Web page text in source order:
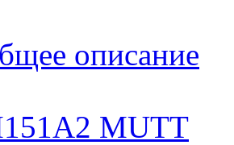
описание
MUTT